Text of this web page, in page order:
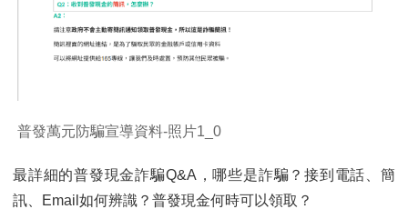
普發萬元防騙宣導資料-照片1_0
最詳細的普發現金詐騙Q&A，哪些是詐騙？接到電話、簡
訊、Email如何辨識？普發現金何時可以領取？